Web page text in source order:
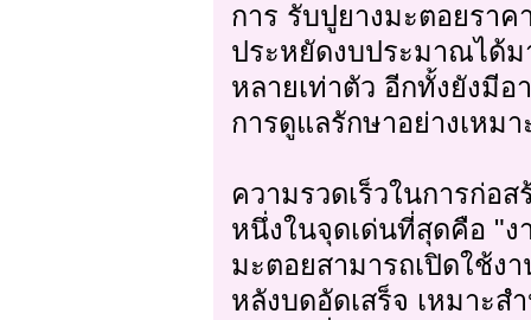
การ รับปูยางมะตอยราค
ประหยัดงบประมาณได้
หลายเท่าตัว อีกทั้งยังมี
การดูแลรักษาอย่างเหม
ความรวดเร็วในการก่อส
หนึ่งในจุดเด่นที่สุดคือ "ง
มะตอยสามารถเปิดใช้ง
หลังบดอัดเสร็จ เหมาะส